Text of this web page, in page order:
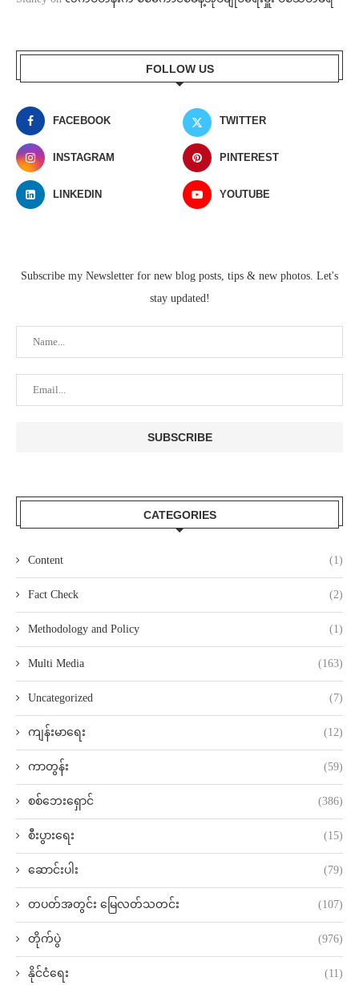
FOLLOW US
FACEBOOK TWITTER
INSTAGRAM PINTEREST
LINKEDIN YOUTUBE
Subscribe my Newsletter for new blog posts, tips & new photos. Let's
stay updated!
CATEGORIES
Content (1)
Fact Check (2)
Methodology and Policy (1)
Multi Media (163)
Uncategorized (7)
ကျန်းမာရေး (12)
ကာတွန်း (59)
စစ်ဘေးရှောင် (386)
စီးပွားရေး (15)
ဆောင်းပါး (79)
တပတ်အတွင်း မြေလတ်သတင်း (107)
တိုက်ပွဲ (976)
နိုင်ငံရေး (11)